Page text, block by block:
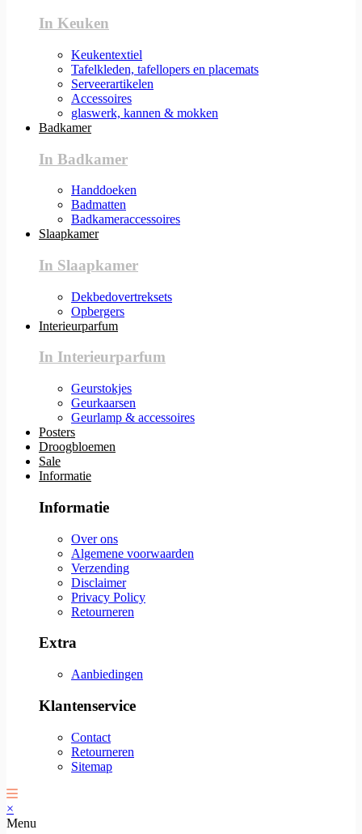
In Keuken
Keukentextiel
Tafelkleden, tafellopers en placemats
Serveerartikelen
Accessoires
glaswerk, kannen & mokken
Badkamer
In Badkamer
Handdoeken
Badmatten
Badkameraccessoires
Slaapkamer
In Slaapkamer
Dekbedovertreksets
Opbergers
Interieurparfum
In Interieurparfum
Geurstokjes
Geurkaarsen
Geurlamp & accessoires
Posters
Droogbloemen
Sale
Informatie
Informatie
Over ons
Algemene voorwaarden
Verzending
Disclaimer
Privacy Policy
Retourneren
Extra
Aanbiedingen
Klantenservice
Contact
Retourneren
Sitemap
×
Menu